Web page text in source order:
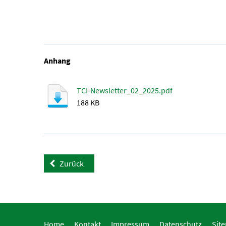
Anhang
TCI-Newsletter_02_2025.pdf
188 KB
Zurück
Home Kontakt Impressum Datenschutz